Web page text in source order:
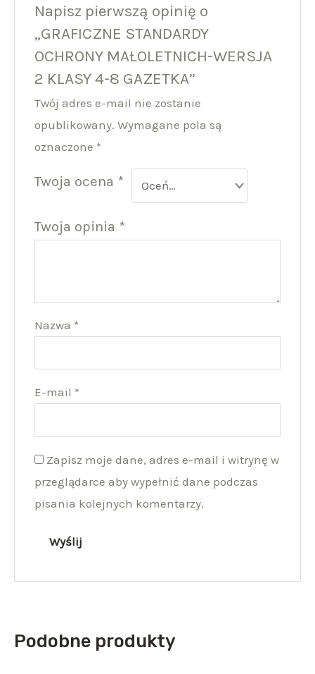
Napisz pierwszą opinię o
„GRAFICZNE STANDARDY
OCHRONY MAŁOLETNICH-WERSJA
2 KLASY 4-8 GAZETKA”
Twój adres e-mail nie zostanie
opublikowany. Wymagane pola są
oznaczone *
Twoja ocena *
Twoja opinia *
Nazwa *
E-mail *
Zapisz moje dane, adres e-mail i witrynę w
przeglądarce aby wypełnić dane podczas
pisania kolejnych komentarzy.
Podobne produkty